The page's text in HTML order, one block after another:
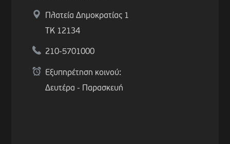
Πλατεία Δημοκρατίας 1
ΤΚ 12134
210-5701000
Εξυπηρέτηση κοινού:
Δευτέρα - Παρασκευή